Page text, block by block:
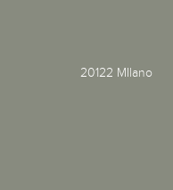
20122 MIlano